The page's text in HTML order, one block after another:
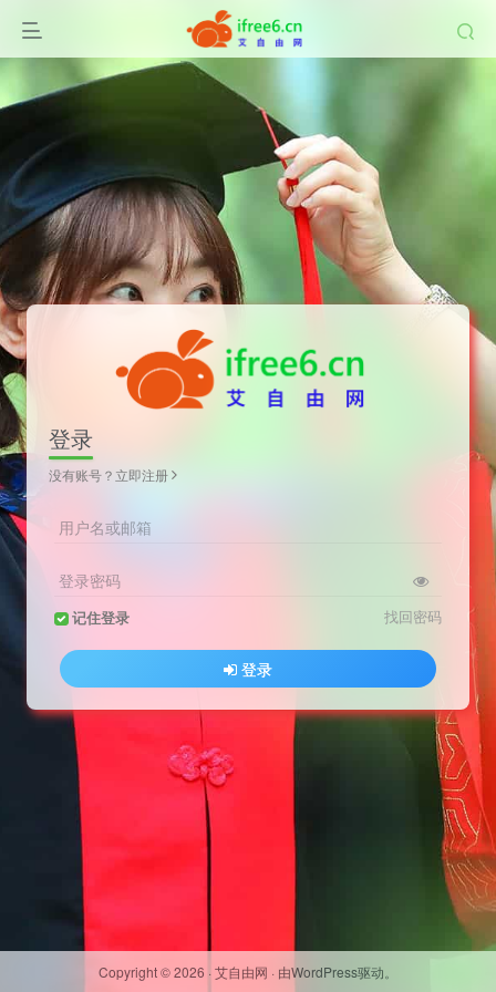
登录
没有账号？立即注册
用户名或邮箱
登录密码
记住登录 找回密码
登录
Copyright ©2026 · 艾自由网 · 由WordPress驱动。